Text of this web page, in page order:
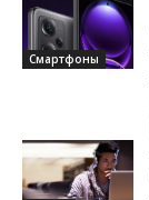
Смартфоны